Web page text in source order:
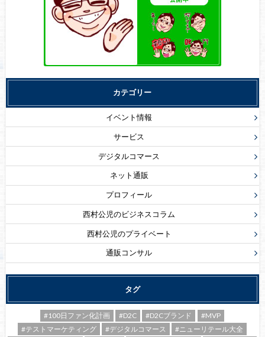
カテゴリー
イベント情報
サービス
デジタルコマース
ネット通販
プロフィール
西村公児のビジネスコラム
西村公児のプライベート
通販コンサル
タグ
#100日ファン化計画 #D2C #D2Cブランド
#MVP
#テストマーケティング
#デジタルコマース
#ニューリテール大全